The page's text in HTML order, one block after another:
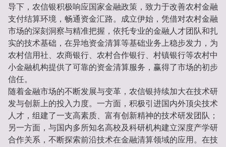
导下，农信银积极响应国家金融政策，致力于改善农村金融
支付结算环境，畅通资金汇路。成立伊始，凭借对农村金融
市场的深刻洞察与精准把握，依托专业的金融人才团队和扎
实的技术基础，在异地资金清算等基础业务上稳步发力，为
农村信用社、农商银行、农村合作银行、村镇银行等农村中
小金融机构提供了可靠的资金清算服务，赢得了市场的初步
信任。
随着金融市场的不断发展与变革，农信银持续加大在技术研
发与创新上的投入力度。一方面，积极引进国内外顶尖技术
人才，组建了一支高素质、富有创新精神的技术研发团队；
另一方面，与国内多所知名高校及科研机构建立深度产学研
合作关系，不断探索前沿技术在金融清算领域的应用。在技